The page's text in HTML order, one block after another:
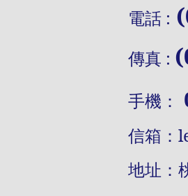
電話 :
傳真 :
手機：
信箱：
地址：桃園